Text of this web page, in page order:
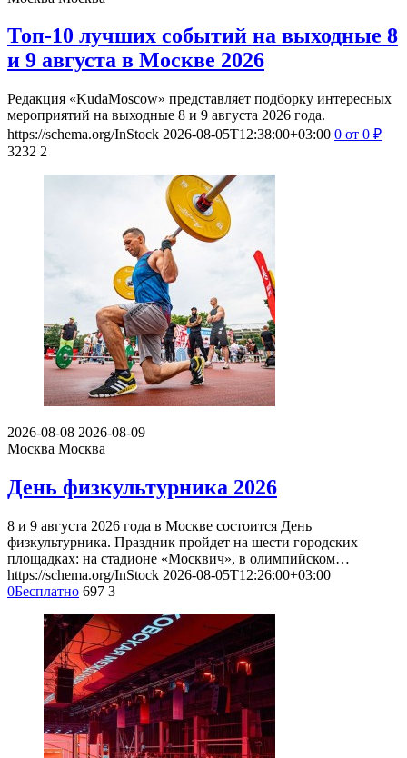
Топ-10 лучших событий на выходные 8
и 9 августа в Москве 2026
Редакция «KudaMoscow» представляет подборку интересных
мероприятий на выходные 8 и 9 августа 2026 года.
https://schema.org/InStock 2026-08-05T12:38:00+03:00 0 от 0 ₽
3232 2
2026-08-08 2026-08-09
Москва Москва
День физкультурника 2026
8 и 9 августа 2026 года в Москве состоится День
физкультурника. Праздник пройдет на шести городских
площадках: на стадионе «Москвич», в олимпийском…
https://schema.org/InStock 2026-08-05T12:26:00+03:00
0Бесплатно 697 3